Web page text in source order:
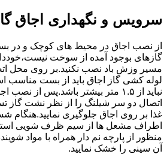
سرویس و نگهداری اجاق
از نصب اجاق در محیط های کوچک و در
گازهای بوجود آمده از سوخت
مسیر وزش باد نصب نکنید.بر روی محل
لوله کشی گاز اجاق باید از بست مناسب
نباید از ۱.۵ متر بیشتر باشد.پس از
اتصال دو سر شیلنگ را از نظر نشت گاز
غذا بر روی اجاق جلوگیری
اطراف مشعل ها از سیم ظرف شویی
منظور از پارچه نم دار همراه با مواد
آن سینی را خشک نمایید.